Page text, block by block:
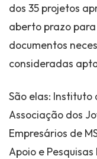
dos 35 projetos
aberto prazo
documentos
consideradas
São elas: Instituto
Associação dos
Empresários de
Apoio e